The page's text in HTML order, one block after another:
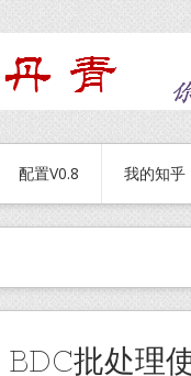
配置V0.8 我的知乎
BDC批处理